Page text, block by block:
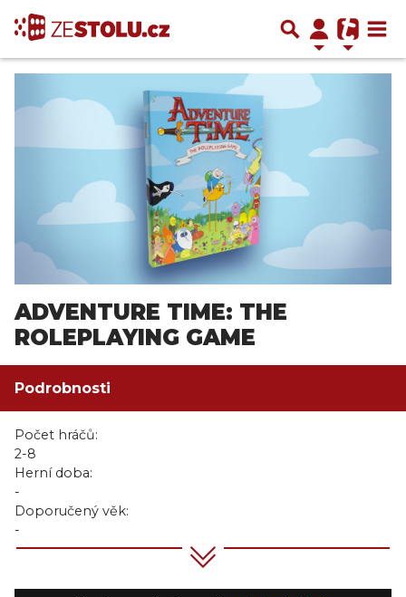
ADVENTURE TIME: THE
ROLEPLAYING GAME
Podrobnosti
Počet hráčů:
2-8
Herní doba:
-
Doporučený věk:
-